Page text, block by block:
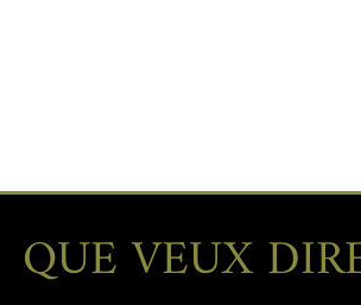
QUE VEUX